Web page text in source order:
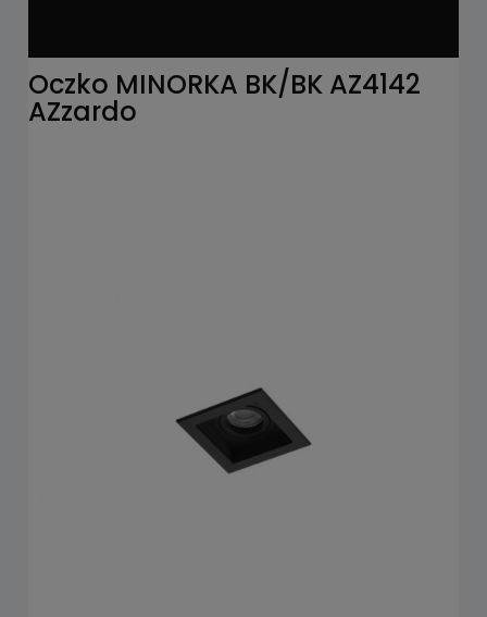
Oczko MINORKA BK/BK AZ4142
AZzardo